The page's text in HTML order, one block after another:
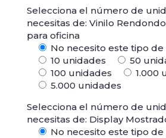
Selecciona el número de
necesitas de: Vinilo
para oficina
No necesito este tipo de
10 unidades
50
100 unidades
1.000
5.000 unidades
Selecciona el número de
necesitas de: Display
No necesito este tipo de